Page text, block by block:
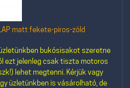
matt fekete-piros-zöld
üzletünkben bukósisakot szeretne
ezt jelenleg csak tiszta motoros
lehet megtenni. Kérjük vagy
üzletünkben is vásárolható, de